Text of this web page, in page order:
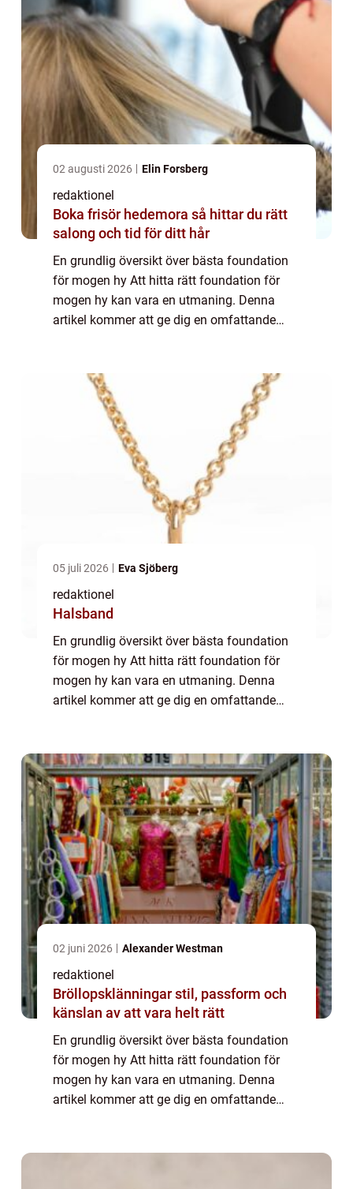
02 augusti 2026 Elin Forsberg
redaktionel
Boka frisör hedemora så hittar du rätt
salong och tid för ditt hår
En grundlig översikt över bästa foundation
för mogen hy Att hitta rätt foundation för
mogen hy kan vara en utmaning. Denna
artikel kommer att ge dig en omfattande
strålan...
05 juli 2026 Eva Sjöberg
redaktionel
Halsband
En grundlig översikt över bästa foundation
för mogen hy Att hitta rätt foundation för
mogen hy kan vara en utmaning. Denna
artikel kommer att ge dig en omfattande
strålan...
02 juni 2026 Alexander Westman
redaktionel
Bröllopsklänningar stil, passform och
känslan av att vara helt rätt
En grundlig översikt över bästa foundation
för mogen hy Att hitta rätt foundation för
mogen hy kan vara en utmaning. Denna
artikel kommer att ge dig en omfattande